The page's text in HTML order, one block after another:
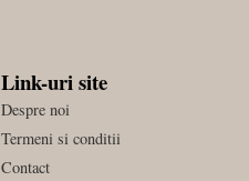
Link-uri site
Despre noi
Termeni si conditii
Contact